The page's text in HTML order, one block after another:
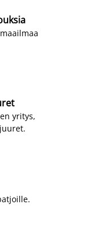
yritys,